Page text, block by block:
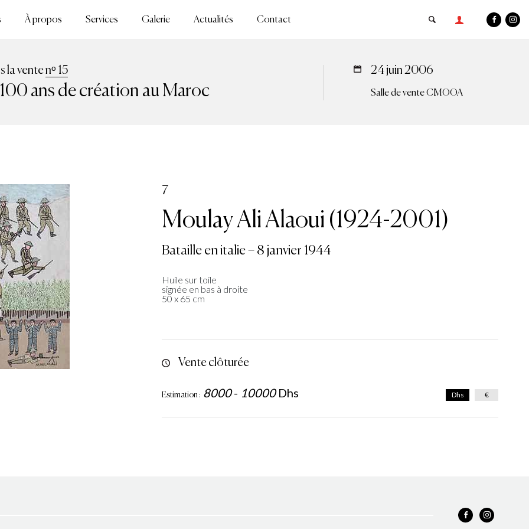
À propos Services Galerie Actualités Contact
la ventenᵒ 15
ans de création au Maroc
24 juin 2006
Salle de vente CMOOA
7
Moulay Ali Alaoui (1924-2001)
Bataille en italie – 8 janvier 1944
Huile sur toile
signée en bas à droite
50 x 65 cm
Vente clôturée
Estimation : 8000- 10000 Dhs Dhs €